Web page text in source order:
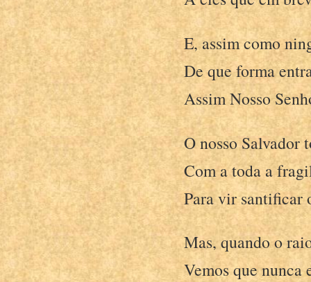
E, assim como
De que forma
Assim Nosso
O nosso Salvador
Com a toda a
Para vir santificar
Mas, quando o
Vemos que nunca